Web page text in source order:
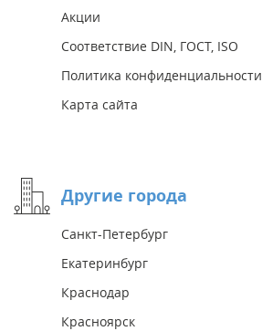
Акции
Соответствие DIN, ГОСТ, ISO
Политика конфиденциальности
Карта сайта
Другие города
Санкт-Петербург
Екатеринбург
Краснодар
Красноярск